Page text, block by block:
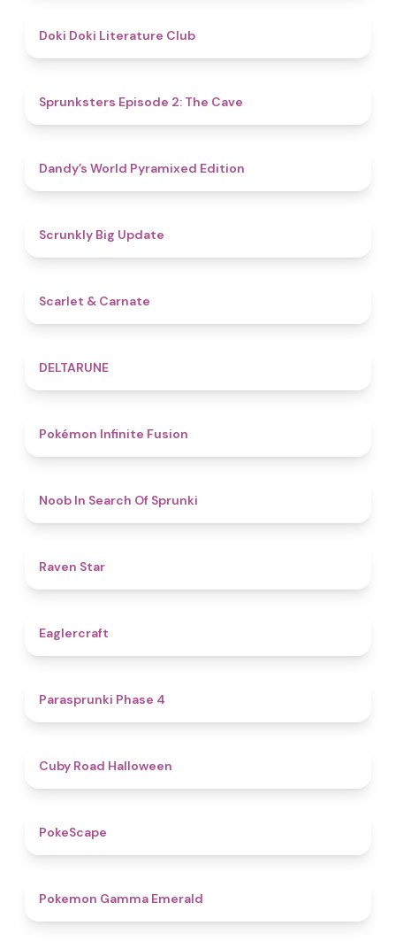
Doki Doki Literature Club
Sprunksters Episode 2: The Cave
Dandy’s World Pyramixed Edition
Scrunkly Big Update
Scarlet & Carnate
DELTARUNE
Pokémon Infinite Fusion
Noob In Search Of Sprunki
Raven Star
Eaglercraft
​Parasprunki Phase 4
Cuby Road Halloween
PokeScape
Pokemon Gamma Emerald